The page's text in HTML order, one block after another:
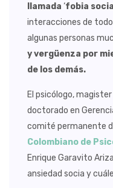
llamada ‘fobia
interacciones de
algunas personas
y vergüenza por
de los demás.
El psicólogo,
doctorado en
comité permanente
Colombiano de
Enrique Garavito
ansiedad socia y